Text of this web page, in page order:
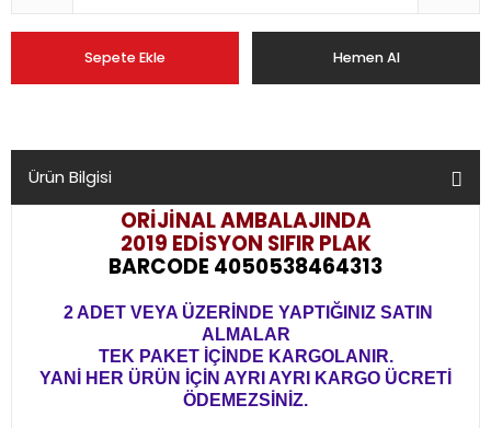
Sepete Ekle Hemen Al
Ürün Bilgisi
ORİJİNAL AMBALAJINDA
2019 EDİSYON SIFIR PLAK
BARCODE 4050538464313
2 ADET VEYA ÜZERİNDE YAPTIĞINIZ SATIN
ALMALAR
TEK PAKET İÇİNDE KARGOLANIR.
YANİ HER ÜRÜN İÇİN AYRI AYRI KARGO ÜCRETİ
ÖDEMEZSİNİZ.